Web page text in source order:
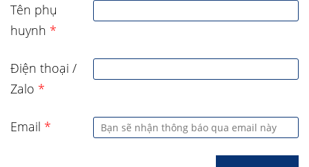
Tên phụ
huynh *
Điện thoại /
Zalo *
Email *